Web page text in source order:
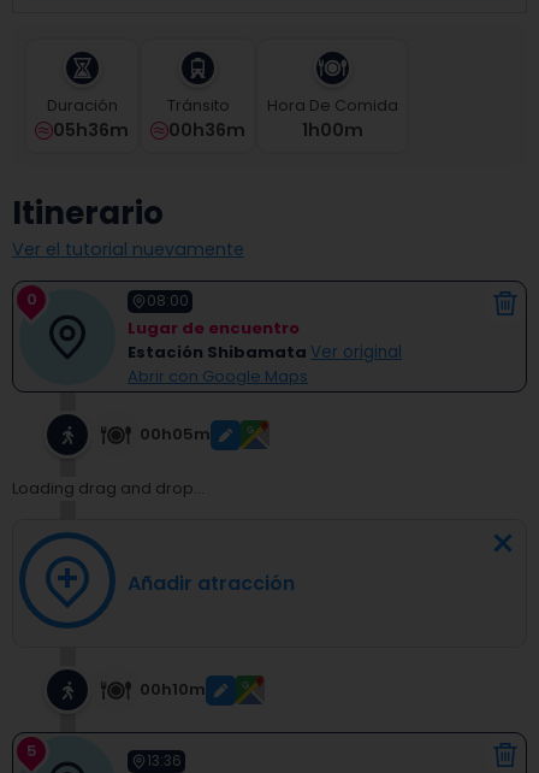
date.
Press
the
question
to
get
the
keyboard
shortcuts
for
changing
Duración
05h36m
Tránsito
00h36m
Hora De Comida
1H00M
Itinerario
Ver el tutorial nuevamente
0 08:00
Lugar de encuentro
Estación Shibamata Ver original
Abrir con Google Maps
00h05m
Loading drag and drop...
Añadir atracción
00h10m
5 13:36